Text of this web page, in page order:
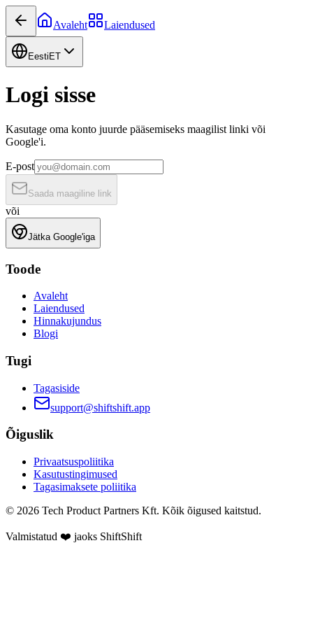
Avaleht Laiendused
EestiET
Logi sisse
Kasutage oma konto juurde pääsemiseks maagilist linki või
Google'i.
E-post
Saada maagiline link
või
Jätka Google'iga
Toode
Avaleht
Laiendused
Hinnakujundus
Blogi
Tugi
Tagasiside
support@shiftshift.app
Õiguslik
Privaatsuspoliitika
Kasutustingimused
Tagasimaksete poliitika
© 2026 Tech Product Partners Kft. Kõik õigused kaitstud.
Valmistatud ❤️ jaoks ShiftShift